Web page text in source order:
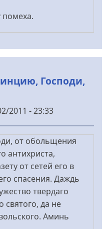
помеха.
Господи,
2011 - 23:33
от обольщения
антихриста,
от сетей его в
спасения. Даждь
твердаго
святого, да не
Аминь